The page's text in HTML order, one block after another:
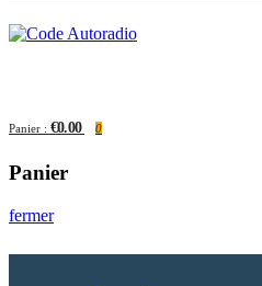
Panier : €0.00 0
Panier
fermer